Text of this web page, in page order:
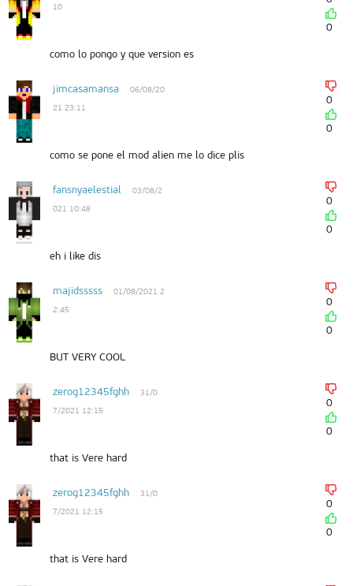
10
0
como lo pongo y que version es
jimcasamansa
06/08/20
21 23:11
0
0
como se pone el mod alien me lo dice plis
fansnyaelestial
03/08/2
021 10:48
0
0
eh i like dis
majidsssss
01/08/2021 2
2:45
0
0
BUT VERY COOL
zerog12345fghh
31/0
7/2021 12:15
0
0
that is Vere hard
zerog12345fghh
31/0
7/2021 12:15
0
0
that is Vere hard